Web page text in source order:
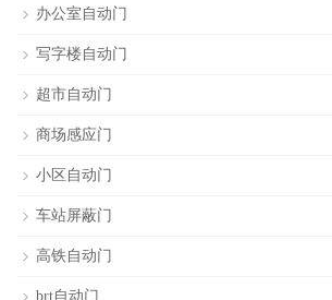
办公室自动门
写字楼自动门
超市自动门
商场感应门
小区自动门
车站屏蔽门
高铁自动门
brt自动门